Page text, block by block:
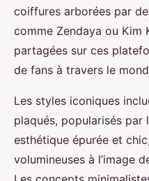
coiffures arborées par
comme Zendaya ou Kim
partagées sur ces
de fans à travers le
Les styles iconiques
plaqués, popularisés par
esthétique épurée et
volumineuses à l’image